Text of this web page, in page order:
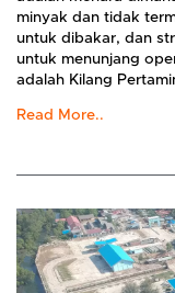
minyak dan tidak
untuk dibakar, dan
untuk menunjang
adalah Kilang
Read More..